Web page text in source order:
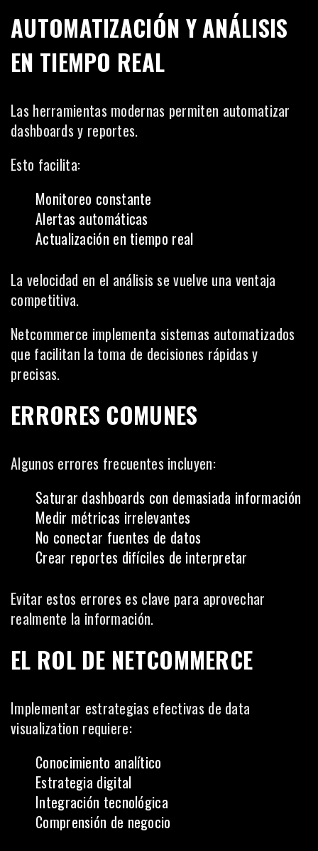
AUTOMATIZACIÓN Y ANÁLISIS
EN TIEMPO REAL
Las herramientas modernas permiten automatizar
dashboards y reportes.
Esto facilita:
Monitoreo constante
Alertas automáticas
Actualización en tiempo real
La velocidad en el análisis se vuelve una ventaja
competitiva.
Netcommerce implementa sistemas automatizados
que facilitan la toma de decisiones rápidas y
precisas.
ERRORES COMUNES
Algunos errores frecuentes incluyen:
Saturar dashboards con demasiada información
Medir métricas irrelevantes
No conectar fuentes de datos
Crear reportes difíciles de interpretar
Evitar estos errores es clave para aprovechar
realmente la información.
EL ROL DE NETCOMMERCE
Implementar estrategias efectivas de data
visualization requiere:
Conocimiento analítico
Estrategia digital
Integración tecnológica
Comprensión de negocio